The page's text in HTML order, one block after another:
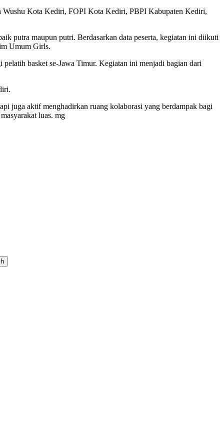
Wushu Kota Kediri, FOPI Kota Kediri, PBPI Kabupaten Kediri,
putra maupun putri. Berdasarkan data peserta, kegiatan ini diikuti
Umum Girls.
basket se-Jawa Timur. Kegiatan ini menjadi bagian dari
juga aktif menghadirkan ruang kolaborasi yang berdampak bagi
luas. mg